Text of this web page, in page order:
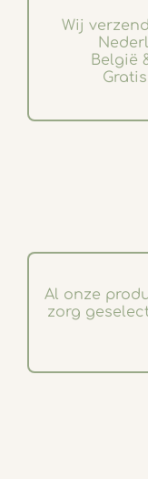
Wij
België
Al onze
zorg